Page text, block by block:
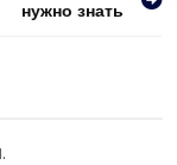
нужно знать